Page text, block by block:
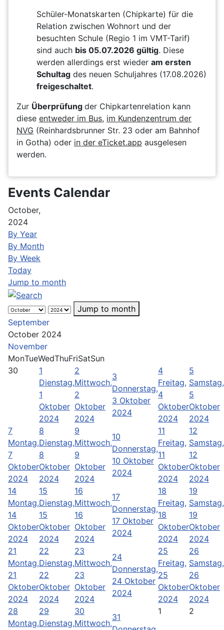
Schüler-Monatskarten (Chipkarte) für die
Relation zwischen Wohnort und der
besuchten Schule (Regio 1 im VMT-Tarif)
sind auch bis 05.07.2026 gültig. Diese
werden allerdings erst wieder am ersten
Schultag des neuen Schuljahres (17.08.2026)
freigeschaltet.
Zur Überprüfung der Chipkartenrelation kann
diese entweder im Bus, im Kundenzentrum der
NVG (Reinhardsbrunner Str. 23 oder am Bahnhof
in Gotha) oder in der eTicket.app ausgelesen
werden.
Events Calendar
October,
2024
By Year
By Month
By Week
Today
Jump to month
Jump to month
September
October 2024
November
MonTueWedThuFriSatSun
30
1
Dienstag,
1
Oktober
2024
2
Mittwoch,
2
Oktober
2024
3
Donnerstag,
3 Oktober
2024
4
Freitag,
4
Oktober
2024
5
Samstag,
5
Oktober
2024
7
Montag,
7
Oktober
2024
8
Dienstag,
8
Oktober
2024
9
Mittwoch,
9
Oktober
2024
10
Donnerstag,
10 Oktober
2024
11
Freitag,
11
Oktober
2024
12
Samstag,
12
Oktober
2024
14
Montag,
14
Oktober
2024
15
Dienstag,
15
Oktober
2024
16
Mittwoch,
16
Oktober
2024
17
Donnerstag,
17 Oktober
2024
18
Freitag,
18
Oktober
2024
19
Samstag,
19
Oktober
2024
21
Montag,
21
Oktober
2024
22
Dienstag,
22
Oktober
2024
23
Mittwoch,
23
Oktober
2024
24
Donnerstag,
24 Oktober
2024
25
Freitag,
25
Oktober
2024
26
Samstag,
26
Oktober
2024
28
Montag,
29
Dienstag,
30
Mittwoch,
31
1 2